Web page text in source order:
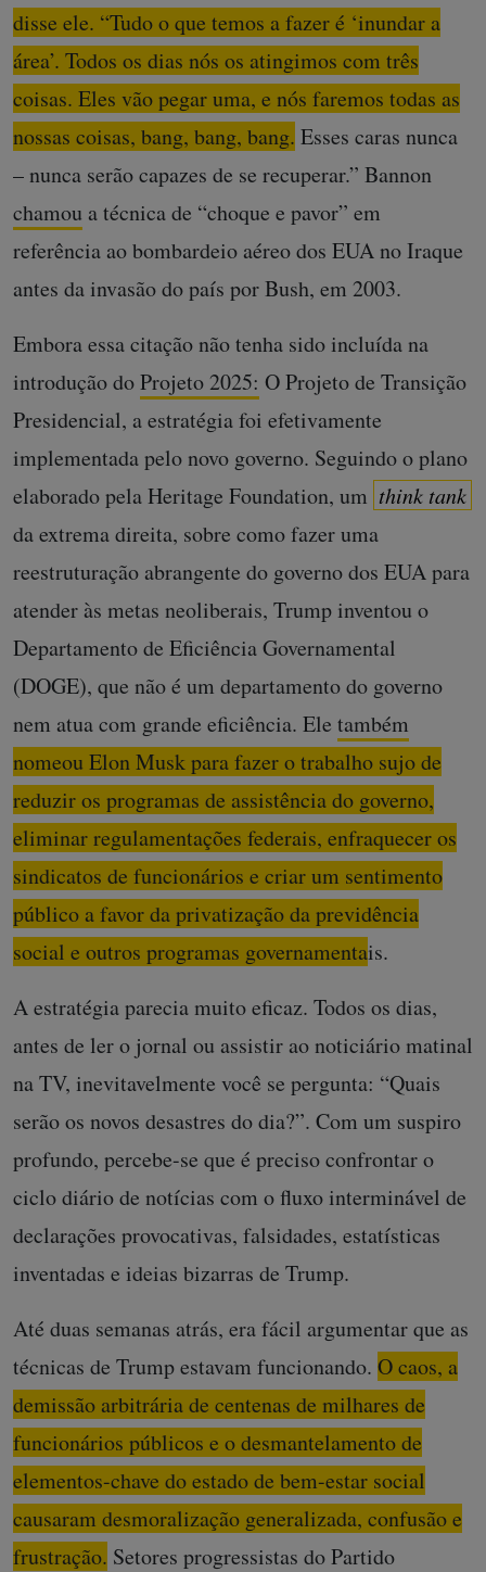
disse ele. “Tudo o que temos a fazer é ‘inundar a
área’. Todos os dias nós os atingimos com três
coisas. Eles vão pegar uma, e nós faremos todas as
nossas coisas, bang, bang, bang. Esses caras nunca
– nunca serão capazes de se recuperar.” Bannon
chamou a técnica de “choque e pavor” em
referência ao bombardeio aéreo dos EUA no Iraque
antes da invasão do país por Bush, em 2003.
Embora essa citação não tenha sido incluída na
introdução doProjeto 2025: O Projeto de Transição
Presidencial, a estratégia foi efetivamente
implementada pelo novo governo. Seguindo o plano
elaborado pela Heritage Foundation, um think tank
da extrema direita, sobre como fazer uma
reestruturação abrangente do governo dos EUA para
atender às metas neoliberais, Trump inventou o
Departamento de Eficiência Governamental
(DOGE), que não é um departamento do governo
nem atua com grande eficiência. Ele também
nomeou Elon Musk para fazer o trabalho sujo de
reduzir os programas de assistência do governo,
eliminar regulamentações federais, enfraquecer os
sindicatos de funcionários e criar um sentimento
público a favor da privatização da previdência
social e outros programas governamentais.
A estratégia parecia muito eficaz. Todos os dias,
antes de ler o jornal ou assistir ao noticiário matinal
na TV, inevitavelmente você se pergunta: “Quais
serão os novos desastres do dia?”. Com um suspiro
profundo, percebe-se que é preciso confrontar o
ciclo diário de notícias com o fluxo interminável de
declarações provocativas, falsidades, estatísticas
inventadas e ideias bizarras de Trump.
Até duas semanas atrás, era fácil argumentar que as
técnicas de Trump estavam funcionando. O caos, a
demissão arbitrária de centenas de milhares de
funcionários públicos e o desmantelamento de
elementos-chave do estado de bem-estar social
causaram desmoralização generalizada, confusão e
frustração. Setores progressistas do Partido